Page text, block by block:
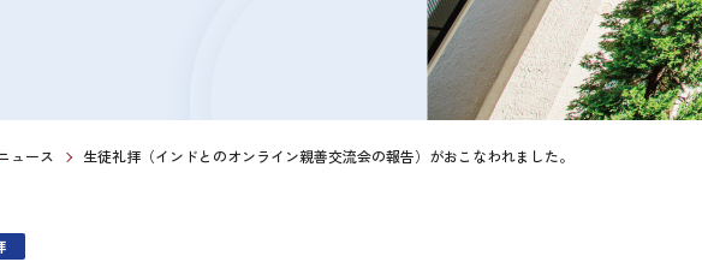
ュース 生徒礼拝（インドとのオンライン親善交流会の報告）がおこなわれました。